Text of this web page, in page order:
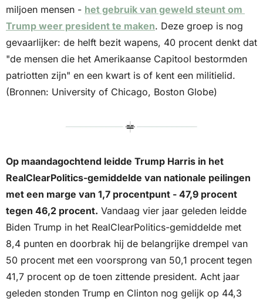
miljoen mensen - het gebruik van geweld steunt om
Trump weer president te maken. Deze groep is nog
gevaarlijker: de helft bezit wapens, 40 procent denkt dat
"de mensen die het Amerikaanse Capitool bestormden
patriotten zijn" en een kwart is of kent een militielid.
(Bronnen: University of Chicago, Boston Globe)
Op maandagochtend leidde Trump Harris in het
RealClearPolitics-gemiddelde van nationale peilingen
met een marge van 1,7 procentpunt - 47,9 procent
tegen 46,2 procent. Vandaag vier jaar geleden leidde
Biden Trump in het RealClearPolitics-gemiddelde met
8,4 punten en doorbrak hij de belangrijke drempel van
50 procent met een voorsprong van 50,1 procent tegen
41,7 procent op de toen zittende president. Acht jaar
geleden stonden Trump en Clinton nog gelijk op 44,3